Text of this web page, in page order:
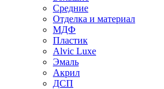
Средние
Отделка и материал
МДФ
Пластик
Alvic Luxe
Эмаль
Акрил
ДСП